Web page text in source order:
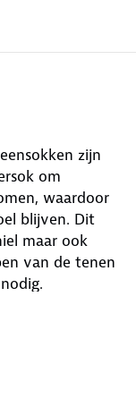
zijn
om
waardoor
blijven. Dit
maar ook
van de tenen
foto.
het